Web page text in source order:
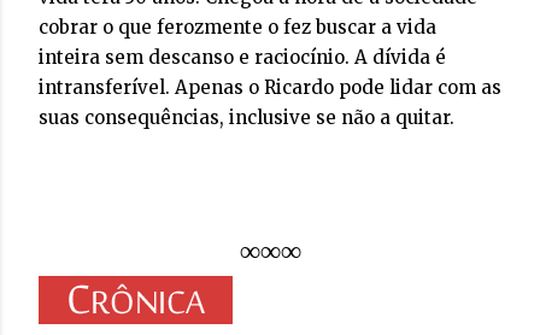
cobrar o que ferozmente o fez buscar a vida
inteira sem descanso e raciocínio. A dívida é
intransferível. Apenas o Ricardo pode lidar com as
suas consequências, inclusive se não a quitar.
∞∞∞